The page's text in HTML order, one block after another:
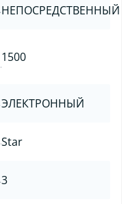
НЕПОСРЕДСТВЕННЫЙ
1500
ЭЛЕКТРОННЫЙ
Star
3